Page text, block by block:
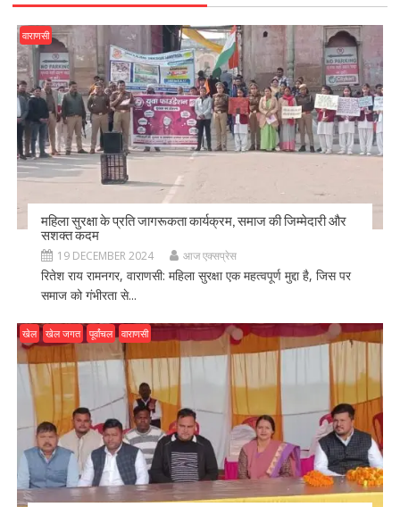
वाराणसी
महिला सुरक्षा के प्रति जागरूकता कार्यक्रम, समाज की जिम्मेदारी और
सशक्त कदम
19 DECEMBER 2024 आज एक्सप्रेस
रितेश राय रामनगर, वाराणसी: महिला सुरक्षा एक महत्वपूर्ण मुद्दा है, जिस पर
समाज को गंभीरता से...
खेल खेल जगत पूर्वांचल वाराणसी